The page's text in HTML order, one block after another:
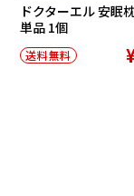
ドクターエル 安眠
単品 1個
送料無料